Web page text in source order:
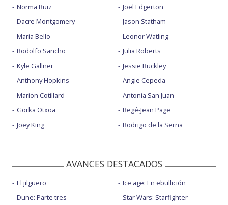
Norma Ruiz
Dacre Montgomery
Maria Bello
Rodolfo Sancho
Kyle Gallner
Anthony Hopkins
Marion Cotillard
Gorka Otxoa
Joey King
Joel Edgerton
Jason Statham
Leonor Watling
Julia Roberts
Jessie Buckley
Angie Cepeda
Antonia San Juan
Regé-Jean Page
Rodrigo de la Serna
AVANCES DESTACADOS
El jilguero
Dune: Parte tres
Ice age: En ebullición
Star Wars: Starfighter